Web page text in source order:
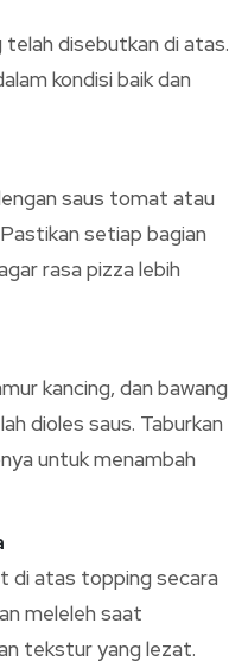
telah disebutkan di atas.
kondisi baik dan
saus tomat atau
setiap bagian
rasa pizza lebih
kancing, dan bawang
dioles saus. Taburkan
untuk menambah
di atas topping secara
meleleh saat
tekstur yang lezat.